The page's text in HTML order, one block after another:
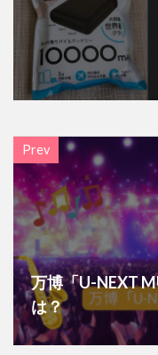
Prev
万博「U-NEXT
は？